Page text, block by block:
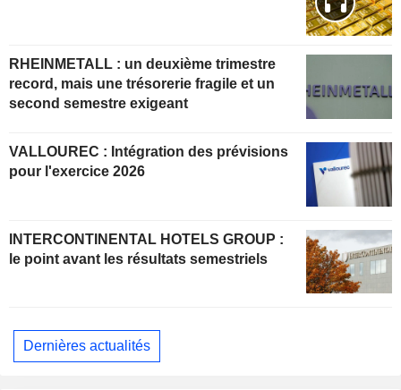
RHEINMETALL : un deuxième trimestre
record, mais une trésorerie fragile et un
second semestre exigeant
VALLOUREC : Intégration des prévisions
pour l'exercice 2026
INTERCONTINENTAL HOTELS GROUP :
le point avant les résultats semestriels
Dernières actualités